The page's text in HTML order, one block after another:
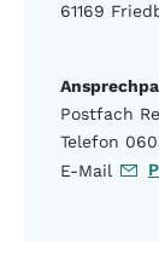
61169
Postfach
Telefon
E-Mail